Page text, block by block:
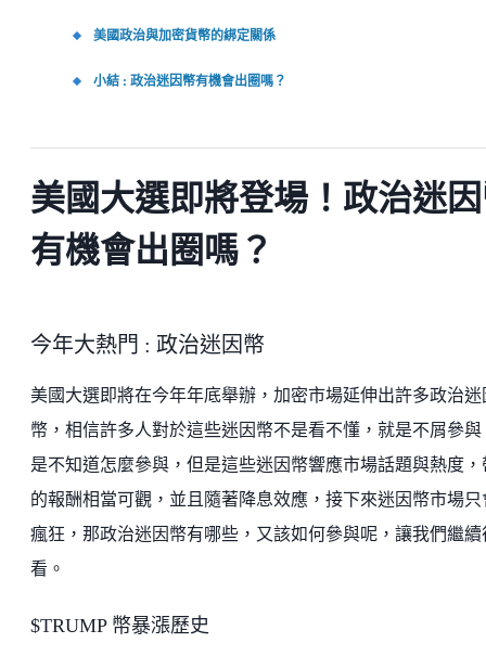
美國政治與加密貨幣的綁定關係
小結 : 政治迷因幣有機會出圈嗎？
美國大選即將登場！政治迷
有機會出圈嗎？
今年大熱門 : 政治迷因幣
美國大選即將在今年年底舉辦，加密市場延伸出許多政治迷
幣，相信許多人對於這些迷因幣不是看不懂，就是不屑參與
是不知道怎麼參與，但是這些迷因幣響應市場話題與熱度，
的報酬相當可觀，並且隨著降息效應，接下來迷因幣市場只
瘋狂，那政治迷因幣有哪些，又該如何參與呢，讓我們繼續
看。
$TRUMP 幣暴漲歷史